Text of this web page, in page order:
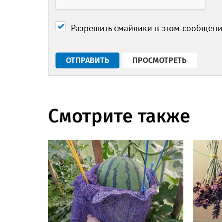
Разрешить смайлики в этом
Смотрите также